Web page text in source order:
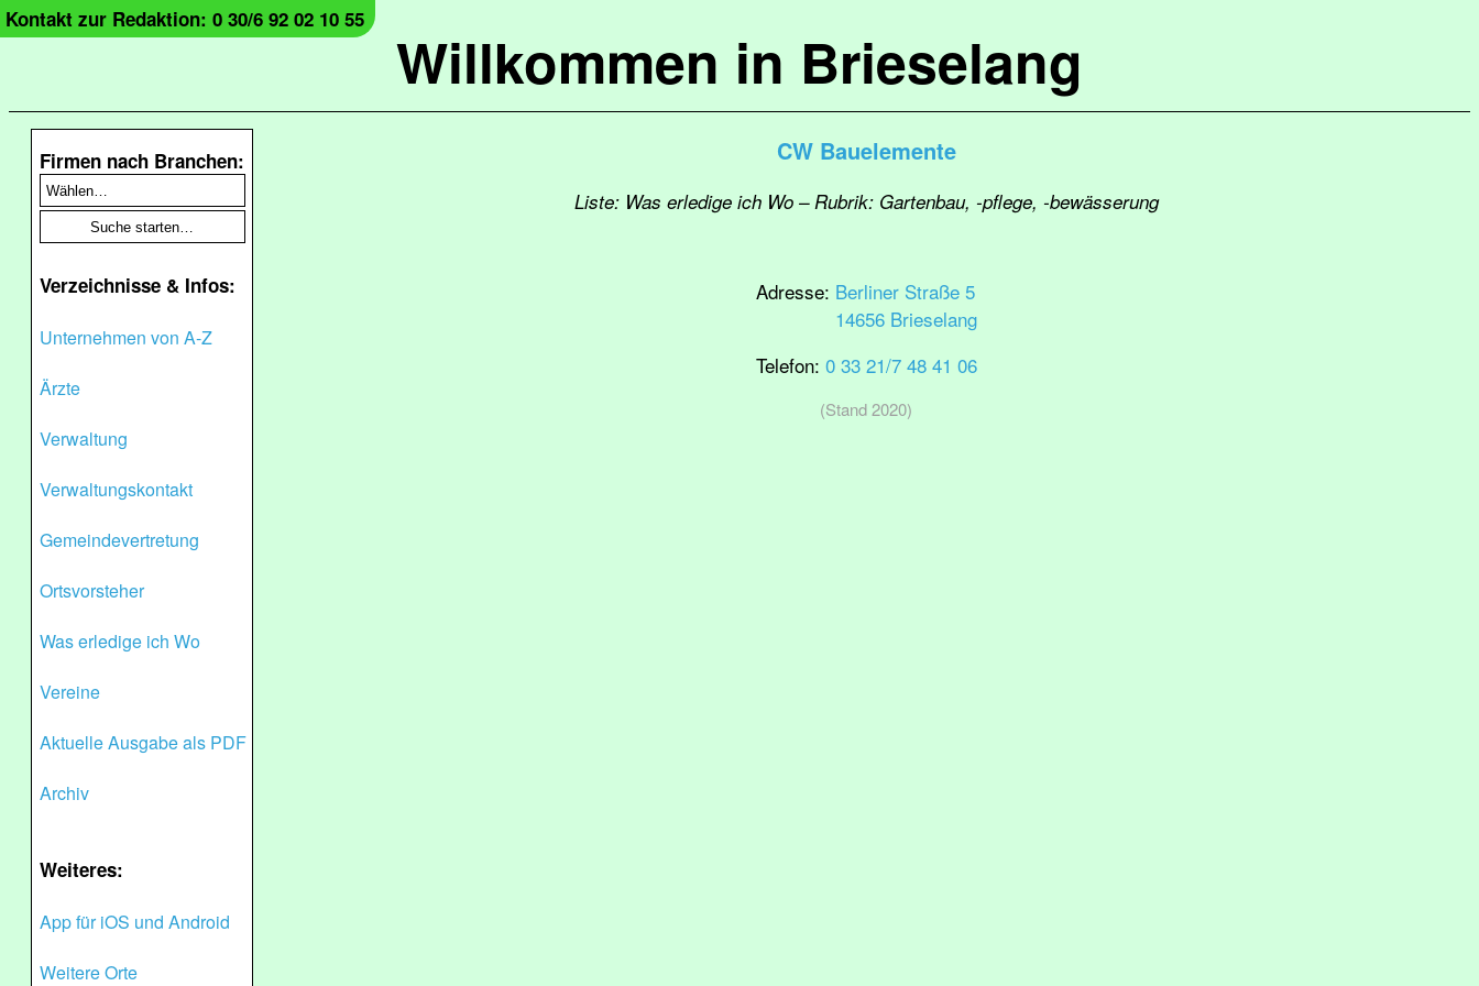
Willkommen in Brieselang
Kontakt zur Redaktion: 0 30/6 92 02 10 55
Firmen nach Branchen:
Verzeichnisse & Infos:
Unternehmen von A-Z
Ärzte
Verwaltung
Verwaltungskontakt
Gemeindevertretung
Ortsvorsteher
Was erledige ich Wo
Vereine
Aktuelle Ausgabe als PDF
Archiv
Weiteres:
App für iOS und Android
Weitere Orte
CW Bauelemente
Liste: Was erledige ich Wo – Rubrik: Gartenbau, -pflege, -bewässerung
Adresse: Berliner Straße 5
14656 Brieselang
Telefon: 0 33 21/7 48 41 06
(Stand 2020)